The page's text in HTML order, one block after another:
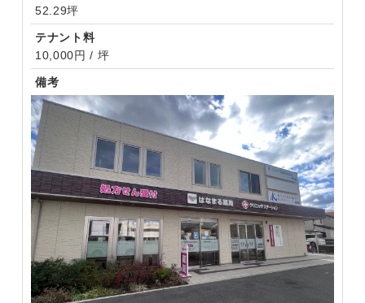
52.29坪
テナント料
10,000円 / 坪
備考